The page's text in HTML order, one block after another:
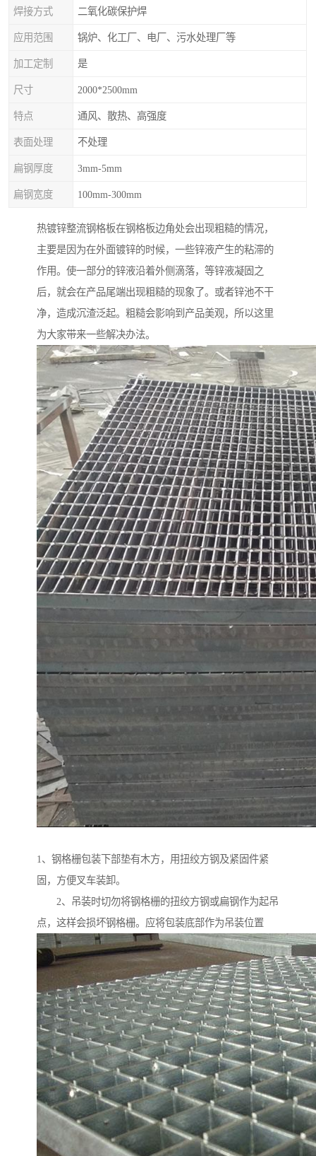
焊接方式 二氧化碳保护焊
应用范围 锅炉、化工厂、电厂、污水处理厂等
加工定制 是
尺寸 2000*2500mm
特点 通风、散热、高强度
表面处理 不处理
扁钢厚度 3mm-5mm
扁钢宽度 100mm-300mm
热镀锌整流钢格板在钢格板边角处会出现粗糙的情况，
主要是因为在外面镀锌的时候，一些锌液产生的粘滞的
作用。使一部分的锌液沿着外侧滴落，等锌液凝固之
后，就会在产品尾端出现粗糙的现象了。或者锌池不干
净，造成沉渣泛起。粗糙会影响到产品美观，所以这里
为大家带来一些解决办法。
1、钢格栅包装下部垫有木方，用扭绞方钢及紧固件紧
固，方便叉车装卸。
2、吊装时切勿将钢格栅的扭绞方钢或扁钢作为起吊
点，这样会损坏钢格栅。应将包装底部作为吊装位置